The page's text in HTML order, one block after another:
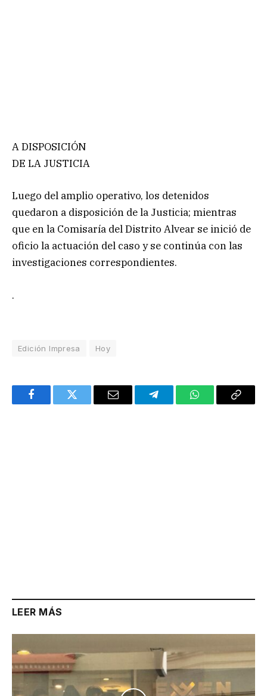
A DISPOSICIÓN
DE LA JUSTICIA
Luego del amplio operativo, los detenidos
quedaron a disposición de la Justicia; mientras
que en la Comisaría del Distrito Alvear se inició de
oficio la actuación del caso y se continúa con las
investigaciones correspondientes.
.
Edición Impresa Hoy
FacebookTwitter Email TelegramWhatsAppCopy
LEER MÁS